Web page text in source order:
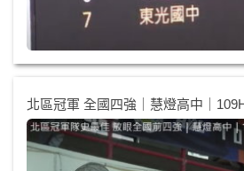
北區冠軍 全國四強｜慧燈高中｜